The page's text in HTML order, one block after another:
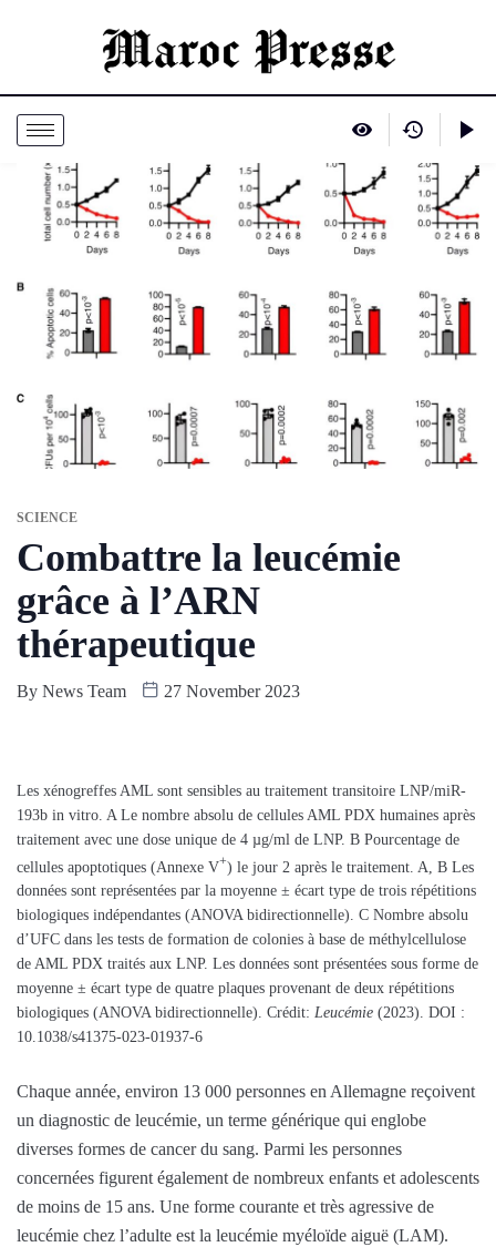
SCIENCE
Combattre la leucémie
grâce à l’ARN
thérapeutique
By News Team 27 November 2023
Les xénogreffes AML sont sensibles au traitement transitoire LNP/miR-
193b in vitro. A Le nombre absolu de cellules AML PDX humaines après
traitement avec une dose unique de 4 µg/ml de LNP. B Pourcentage de
cellules apoptotiques (Annexe V+) le jour 2 après le traitement. A, B Les
données sont représentées par la moyenne ± écart type de trois répétitions
biologiques indépendantes (ANOVA bidirectionnelle). C Nombre absolu
d’UFC dans les tests de formation de colonies à base de méthylcellulose
de AML PDX traités aux LNP. Les données sont présentées sous forme de
moyenne ± écart type de quatre plaques provenant de deux répétitions
biologiques (ANOVA bidirectionnelle). Crédit: Leucémie (2023). DOI :
10.1038/s41375-023-01937-6
Chaque année, environ 13 000 personnes en Allemagne reçoivent
un diagnostic de leucémie, un terme générique qui englobe
diverses formes de cancer du sang. Parmi les personnes
concernées figurent également de nombreux enfants et adolescents
de moins de 15 ans. Une forme courante et très agressive de
leucémie chez l’adulte est la leucémie myéloïde aiguë (LAM).